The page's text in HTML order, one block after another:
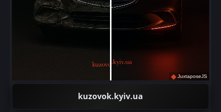
JuxtaposeJS
kuzovok.kyiv.ua